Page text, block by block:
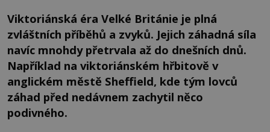
Viktoriánská éra Velké Británie je plná
zvláštních příběhů a zvyků. Jejich záhadná síla
navíc mnohdy přetrvala až do dnešních dnů.
Například na viktoriánském hřbitově v
anglickém městě Sheffield, kde tým lovců
záhad před nedávnem zachytil něco
podivného.